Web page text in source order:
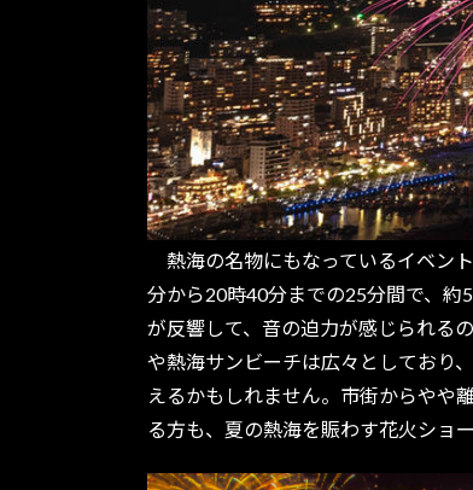
熱海の名物にもなっているイベン
分から20時40分までの25分間で、約
が反響して、音の迫力が感じられる
や熱海サンビーチは広々としており
えるかもしれません。市街からやや
る方も、夏の熱海を賑わす花火ショ